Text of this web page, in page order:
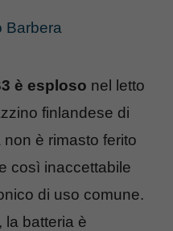
Barbera
è esploso nel letto
finlandese di
è rimasto ferito
così inaccettabile
di uso comune.
la batteria è